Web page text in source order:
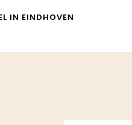
IN EINDHOVEN